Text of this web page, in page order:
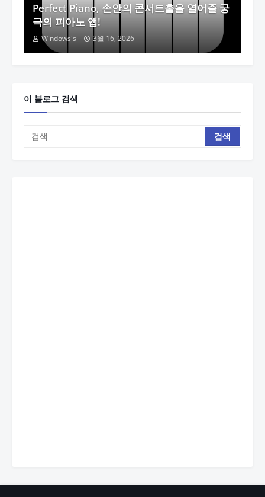
Perfect Piano, 손안의 콘서트홀을 열어줄 궁
극의 피아노 앱!
Windows's 3월 16, 2026
이 블로그 검색